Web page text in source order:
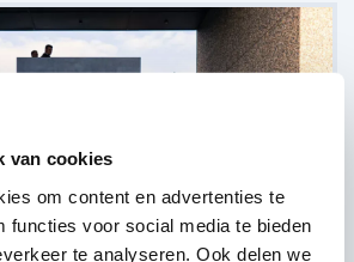
van cookies
om content en advertenties te
functies voor social media te bieden
te analyseren. Ook delen we